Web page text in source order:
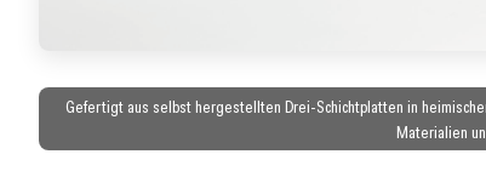
Gefertigt aus selbst hergestellten Drei-Schichtplatten in
Materialien